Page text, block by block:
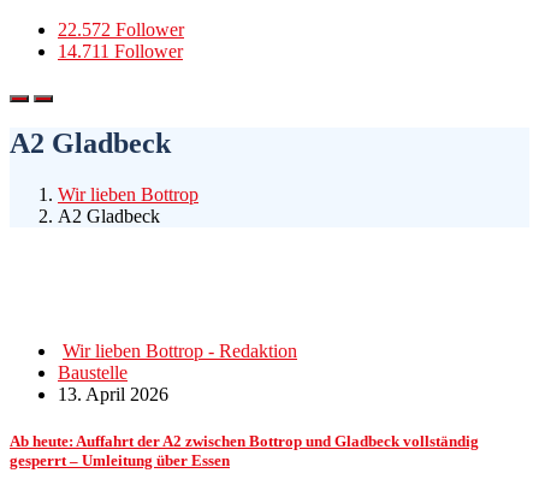
22.572 Follower
14.711 Follower
A2 Gladbeck
Wir lieben Bottrop
A2 Gladbeck
Wir lieben Bottrop - Redaktion
Baustelle
13. April 2026
Ab heute: Auffahrt der A2 zwischen Bottrop und Gladbeck vollständig
gesperrt – Umleitung über Essen